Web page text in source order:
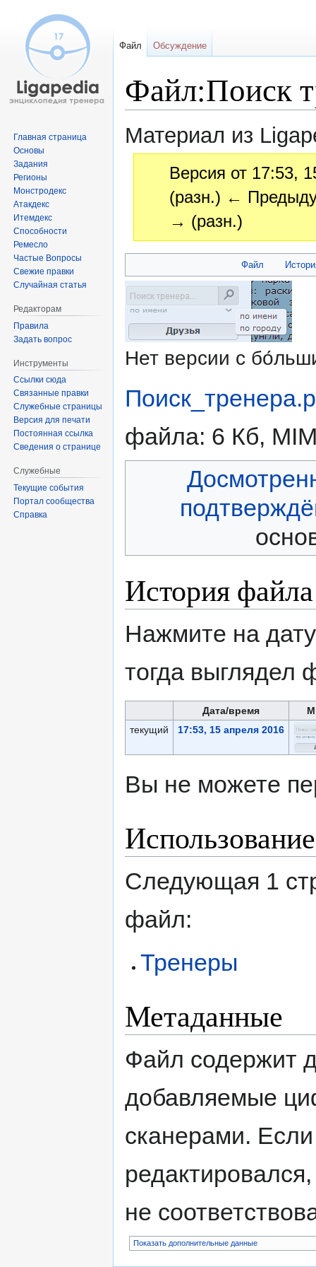
Файл:Поиск
Материал из
Версия от 17:53,
(разн.) ←
→ (разн.)
к
навигации
к
поиску
Файл
Нет версии с
файла: 6 Кб,
История файла
Нажмите на
тогда выглядел
Дата/время
текущий
17:53, 15 апреля 2016
Вы не можете
Следующая 1
файл:
Тренеры
Метаданные
Файл содержит
добавляемые
сканерами.
не
Показать дополнительные данные
Файл Обсуждение
Главная страница
Основы
Задания
Регионы
Монстродекс
Атакдекс
Итемдекс
Способности
Ремесло
Частые Вопросы
Свежие правки
Случайная статья
Редакторам
Правила
Задать вопрос
Инструменты
Ссылки сюда
Связанные правки
Служебные страницы
Версия для печати
Постоянная ссылка
Сведения о странице
Служебные
Текущие события
Портал сообщества
Справка